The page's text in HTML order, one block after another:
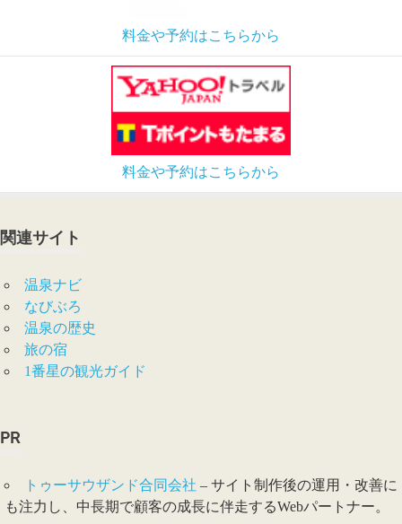
料金や予約はこちらから
料金や予約はこちらから
関連サイト
温泉ナビ
なびぶろ
温泉の歴史
旅の宿
1番星の観光ガイド
PR
トゥーサウザンド合同会社 – サイト制作後の運用・改善に
も注力し、中長期で顧客の成長に伴走するWebパートナー。